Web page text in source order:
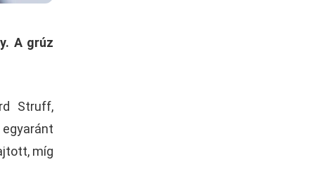
A grúz
Struff,
míg